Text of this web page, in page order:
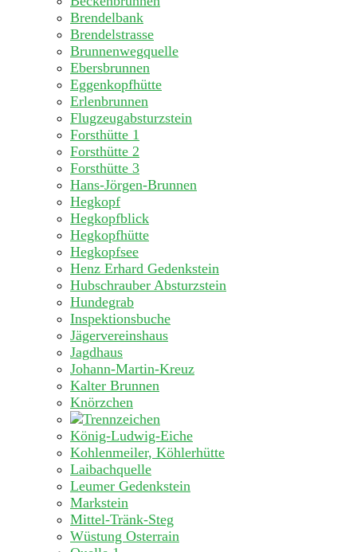
Brendelbank
Brendelstrasse
Brunnenwegquelle
Ebersbrunnen
Eggenkopfhütte
Erlenbrunnen
Flugzeugabsturzstein
Forsthütte 1
Forsthütte 2
Forsthütte 3
Hans-Jörgen-Brunnen
Hegkopf
Hegkopfblick
Hegkopfhütte
Hegkopfsee
Henz Erhard Gedenkstein
Hubschrauber Absturzstein
Hundegrab
Inspektionsbuche
Jägervereinshaus
Jagdhaus
Johann-Martin-Kreuz
Kalter Brunnen
Knörzchen
König-Ludwig-Eiche
Kohlenmeiler, Köhlerhütte
Laibachquelle
Leumer Gedenkstein
Markstein
Mittel-Tränk-Steg
Wüstung Osterrain